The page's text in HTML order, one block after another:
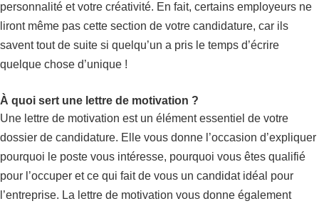
personnalité et votre créativité. En fait, certains employeurs ne
liront même pas cette section de votre candidature, car ils
savent tout de suite si quelqu’un a pris le temps d’écrire
quelque chose d’unique !
À quoi sert une lettre de motivation ?
Une lettre de motivation est un élément essentiel de votre
dossier de candidature. Elle vous donne l’occasion d’expliquer
pourquoi le poste vous intéresse, pourquoi vous êtes qualifié
pour l’occuper et ce qui fait de vous un candidat idéal pour
l’entreprise. La lettre de motivation vous donne également